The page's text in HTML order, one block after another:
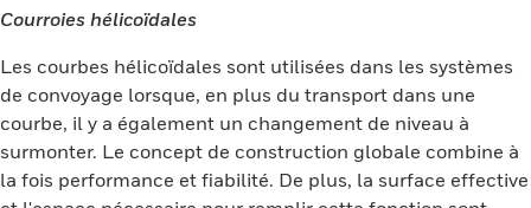
Courroies hélicoïdales
Les courbes hélicoïdales sont utilisées dans les systèmes
de convoyage lorsque, en plus du transport dans une
courbe, il y a également un changement de niveau à
surmonter. Le concept de construction globale combine à
la fois performance et fiabilité. De plus, la surface effective